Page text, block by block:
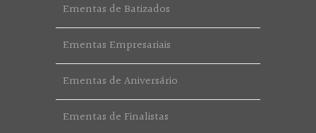
Ementas de Batizados
Ementas Empresariais
Ementas de Aniversário
Ementas de Finalistas